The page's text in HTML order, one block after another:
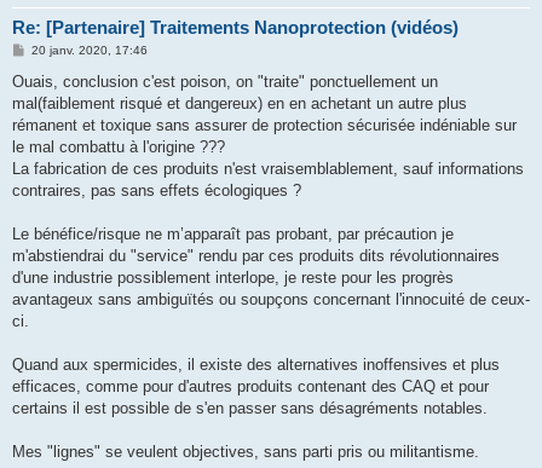
Re: [Partenaire] Traitements Nanoprotection (vidéos)
M
s
a
g
20 janv. 2020, 17:46
Ouais, conclusion c'est poison, on "traite" ponctuellement un
mal(faiblement risqué et dangereux) en en achetant un autre plus
rémanent et toxique sans assurer de protection sécurisée indéniable sur
le mal combattu à l'origine ???
La fabrication de ces produits n'est vraisemblablement, sauf informations
contraires, pas sans effets écologiques ?
Le bénéfice/risque ne m’apparaît pas probant, par précaution je
m'abstiendrai du "service" rendu par ces produits dits révolutionnaires
d'une industrie possiblement interlope, je reste pour les progrès
avantageux sans ambiguïtés ou soupçons concernant l'innocuité de ceux-
ci.
Quand aux spermicides, il existe des alternatives inoffensives et plus
efficaces, comme pour d'autres produits contenant des CAQ et pour
certains il est possible de s'en passer sans désagréments notables.
Mes "lignes" se veulent objectives, sans parti pris ou militantisme.